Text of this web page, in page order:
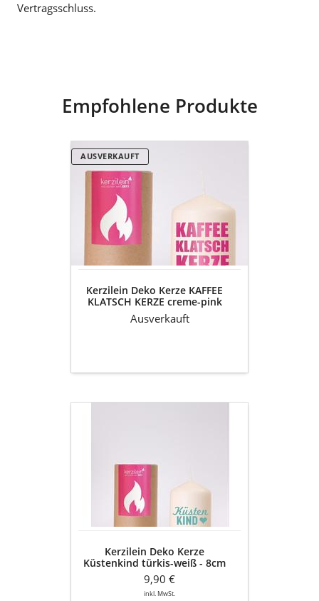
Vertragsschluss.
Empfohlene Produkte
Kerzilein
Deko
Kerze
KLATSCH
KERZE
creme-
pink
klein
AUSVERKAUFT
Kerzilein Deko Kerze KAFFEE
KLATSCH KERZE creme-pink
klein 8x6cm
Ausverkauft
Kerzilein Deko Kerze
Küstenkind türkis-weiß - 8cm
9,90 €
inkl. MwSt.